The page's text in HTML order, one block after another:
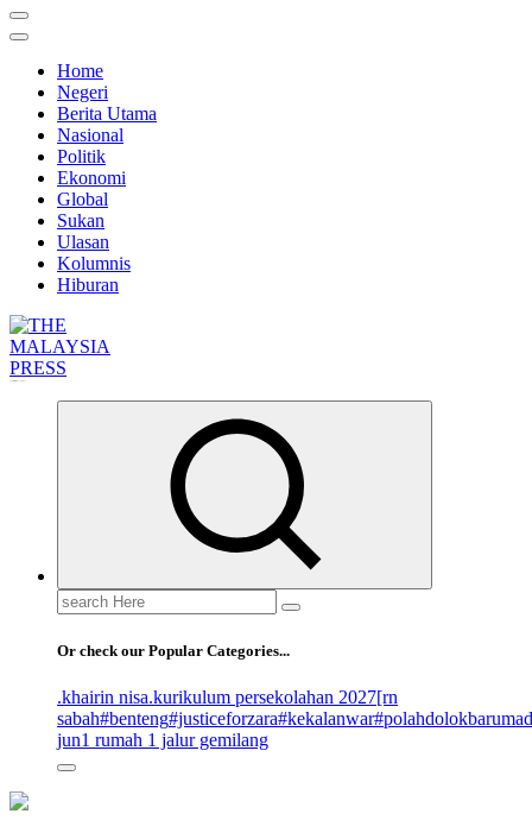
Home
Negeri
Berita Utama
Nasional
Politik
Ekonomi
Global
Sukan
Ulasan
Kolumnis
Hiburan
Search
for:
Or check our Popular Categories...
.khairin nisa.kurikulum persekolahan 2027[rn
sabah#benteng#justiceforzara#kekalanwar
jun1 rumah 1 jalur gemilang